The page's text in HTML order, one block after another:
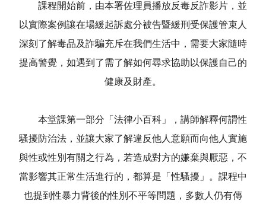
課程開始前，由本署佐理員播放反毒反詐影片，並
以實際案例讓在場緩起訴處分被告暨緩刑受保護管束人
深刻了解毒品及詐騙充斥在我們生活中，需要大家隨時
提高警覺，如遇到了需了解如何尋求協助以保護自己的
健康及財產。
本堂課第一部分「法律小百科」，講師解釋何謂性
騷擾防治法，並讓大家了解違反他人意願而向他人實施
與性或性別有關之行為，若造成對方的嫌棄與厭惡，不
當影響其正常生活進行的，都算是「性騷擾」。課程中
也提到性暴力背後的性別不平等問題，多數人仍有傳